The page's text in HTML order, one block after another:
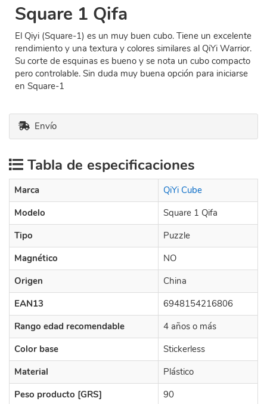
Square 1 Qifa
El Qiyi (Square-1) es un muy buen cubo. Tiene un excelente
rendimiento y una textura y colores similares al QiYi Warrior.
Su corte de esquinas es bueno y se nota un cubo compacto
pero controlable. Sin duda muy buena opción para iniciarse
en Square-1
Envío
Tabla de especificaciones
Marca
QiYi Cube
Modelo
Square 1 Qifa
Tipo
Puzzle
Magnético
NO
Origen
China
EAN13
6948154216806
Rango edad recomendable
4 años o más
Color base
Stickerless
Material
Plástico
Peso producto [GRS]
90